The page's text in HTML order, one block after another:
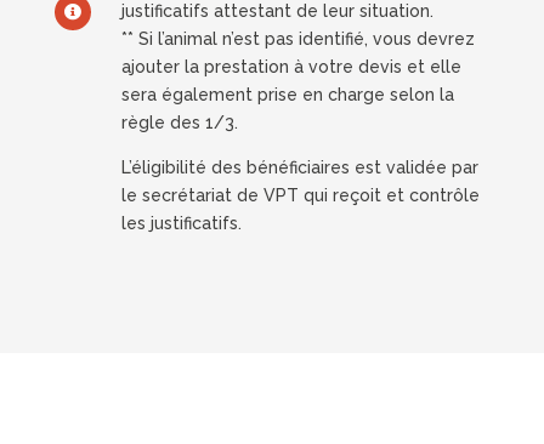

justificatifs attestant de leur situation.
** Si l’animal n’est pas identifié, vous devrez
ajouter la prestation à votre devis et elle
sera également prise en charge selon la
règle des 1/3.
L’éligibilité des bénéficiaires est validée par
le secrétariat de VPT qui reçoit et contrôle
les justificatifs.